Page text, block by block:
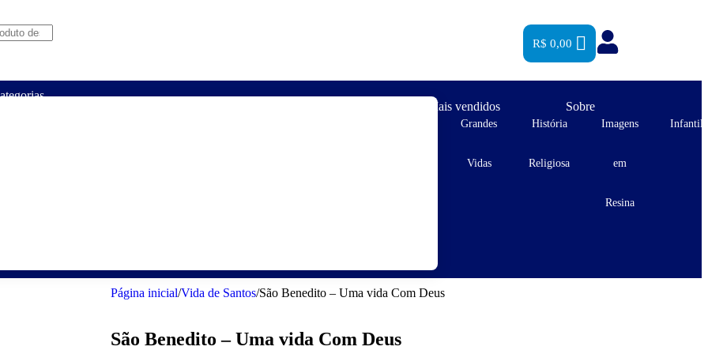
R$ 0,00
Grandes
Vidas
História
Religiosa
Imagens
em
Resina
Infantil
Mais vendidos Sobre
Página inicial/Vida de Santos/São Benedito – Uma vida Com Deus
São Benedito – Uma vida Com Deus